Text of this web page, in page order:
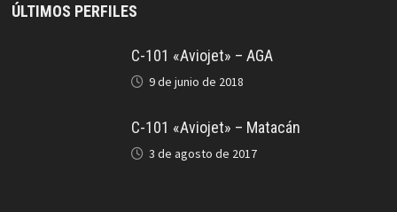
ÚLTIMOS PERFILES
C-101 «Aviojet» – AGA
9 de junio de 2018
C-101 «Aviojet» – Matacán
3 de agosto de 2017